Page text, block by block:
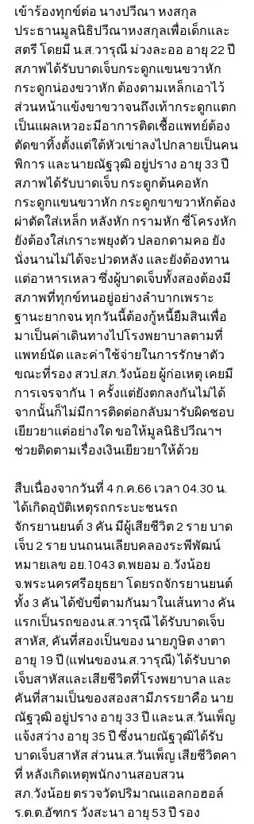
เข้าร้องทุกข์ต่อ นางปวีณา หงสกุล
ประธานมูลนิธิปวีณาหงสกุลเพื่อเด็กและ
สตรี โดยมี น.ส.วารุณี ม่วงละออ อายุ 22 ปี
สภาพได้รับบาดเจ็บกระดูกแขนขวาหัก
กระดูกน่องขวาหัก ต้องดามเหล็กเอาไว้
ส่วนหน้าแข้งขาขวาจนถึงเท้ากระดูกแตก
เป็นแผลเหวอะมีอาการติดเชื้อแพทย์ต้อง
ตัดขาทิ้งตั้งแต่ใต้หัวเข่าลงไปกลายเป็นคน
พิการ และนายณัฐวุฒิ อยู่ปราง อายุ 33 ปี
สภาพได้รับบาดเจ็บ กระดูกต้นคอหัก
กระดูกแขนขวาหัก กระดูกขาขวาหักต้อง
ผ่าตัดใส่เหล็ก หลังหัก กรามหัก ซี่โครงหัก
ยังต้องใส่เกราะพยุงตัว ปลอกดามคอ ยัง
นั่งนานไม่ได้จะปวดหลัง และยังต้องทาน
แต่อาหารเหลว ซึ่งผู้บาดเจ็บทั้งสองต้องมี
สภาพที่ทุกข์ทนอยู่อย่างลำบากเพราะ
ฐานะยากจน ทุกวันนี้ต้องกู้หนี้ยืมสินเพื่อ
มาเป็นค่าเดินทางไปโรงพยาบาลตามที่
แพทย์นัด และค่าใช้จ่ายในการรักษาตัว
ขณะที่รอง สวป.สภ.วังน้อย ผู้ก่อเหตุ เคยมี
การเจรจากัน 1 ครั้งแต่ยังตกลงกันไม่ได้
จากนั้นก็ไม่มีการติดต่อกลับมารับผิดชอบ
เยียวยาแต่อย่างใด ขอให้มูลนิธิปวีณาฯ
ช่วยติดตามเรื่องเงินเยียวยาให้ด้วย
สืบเนื่องจากวันที่ 4 ก.ค.66 เวลา 04.30 น.
ได้เกิดอุบัติเหตุรถกระบะชนรถ
จักรยานยนต์ 3 คัน มีผู้เสียชีวิต 2 ราย บาด
เจ็บ 2 ราย บนถนนเลียบคลองระพีพัฒน์
หมายเลข อย.1043 ต.พยอม อ.วังน้อย
จ.พระนครศรีอยุธยา โดยรถจักรยานยนต์
ทั้ง 3 คัน ได้ขับขี่ตามกันมาในเส้นทาง คัน
แรกเป็นรถของน.ส.วารุณี ได้รับบาดเจ็บ
สาหัส, คันที่สองเป็นของ นายภูษิต งาตา
อายุ 19 ปี (แฟนของน.ส.วารุณี) ได้รับบาด
เจ็บสาหัสและเสียชีวิตที่โรงพยาบาล และ
คันที่สามเป็นของสองสามีภรรยาคือ นาย
ณัฐวุฒิ อยู่ปราง อายุ 33 ปี และน.ส.วันเพ็ญ
แจ้งสว่าง อายุ 35 ปี ซึ่งนายณัฐวุฒิได้รับ
บาดเจ็บสาหัส ส่วนน.ส.วันเพ็ญ เสียชีวิตคา
ที่ หลังเกิดเหตุพนักงานสอบสวน
สภ.วังน้อย ตรวจวัดปริมาณแอลกอฮอล์
ร.ต.ต.อัฑกร วังสะนา อายุ 53 ปี รอง